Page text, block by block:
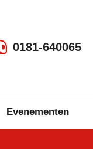
0181-640065
Evenementen